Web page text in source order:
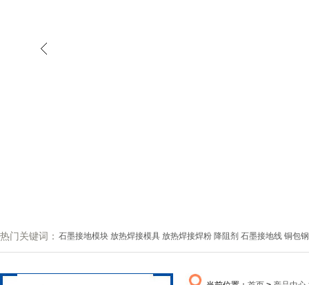
热门关键词： 石墨接地模块 放热焊接模具 放热焊接焊粉 降阻剂 石墨接地线 铜包